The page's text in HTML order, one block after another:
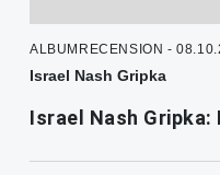
ALBUMRECENSION -
Israel Nash Gripka
Israel Nash Gripka: